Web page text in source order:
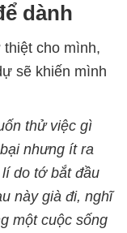
dành
cho mình,
sẽ khiến mình
thử việc gì
nhưng ít ra
do tớ bắt đầu
này già đi, nghĩ
một cuộc sống